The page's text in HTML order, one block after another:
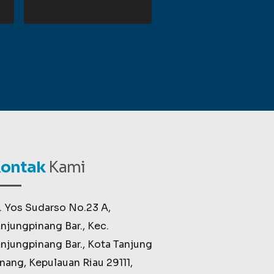
Kami
Yos Sudarso No.23 A,
Bar., Kec.
Bar., Kota Tanjung
Kepulauan Riau 29111,